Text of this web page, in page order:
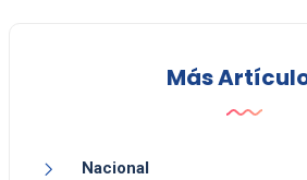
Más
Nacional